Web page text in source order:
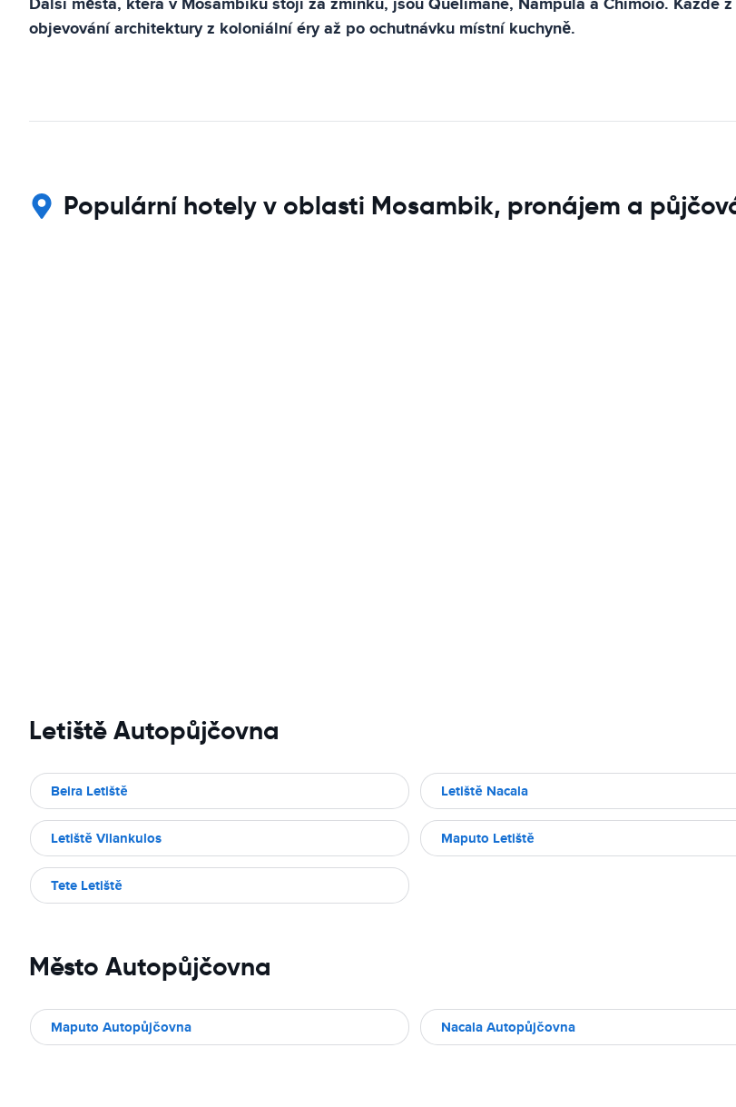
objevování architektury z koloniální éry až po ochutnávku místní kuchyně.
Populární hotely v oblasti Mosambik, pronájem a
Letiště Autopůjčovna
Beira Letiště Letiště Nacala
Letiště Vilankulos Maputo Letiště
Tete Letiště
Město Autopůjčovna
Maputo Autopůjčovna Nacala Autopůjčovna